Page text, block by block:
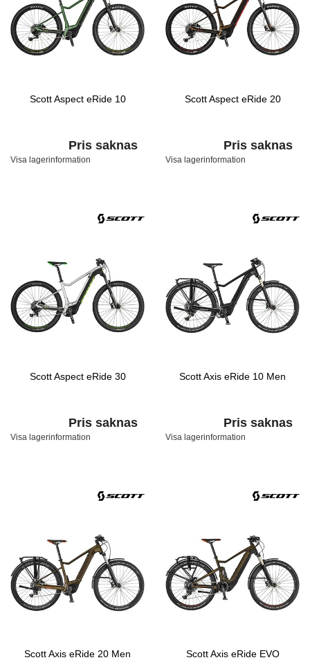
Scott Aspect eRide 10
Pris saknas
Visa lagerinformation
Scott Aspect eRide 20
Pris saknas
Visa lagerinformation
Scott Aspect eRide 30
Pris saknas
Visa lagerinformation
Scott Axis eRide 10 Men
Pris saknas
Visa lagerinformation
Scott Axis eRide 20 Men Scott Axis eRide EVO